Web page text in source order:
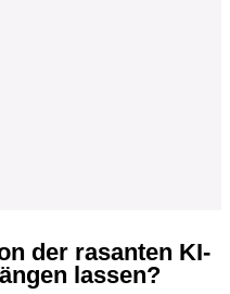
der rasanten KI-
lassen?